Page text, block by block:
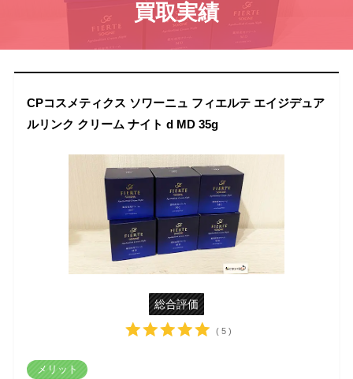
買取実績
CPコスメティクス ソワーニュ フィエルテ エイジデュア
ルリンク クリーム ナイト d MD 35g
総合評価
( 5 )
メリット